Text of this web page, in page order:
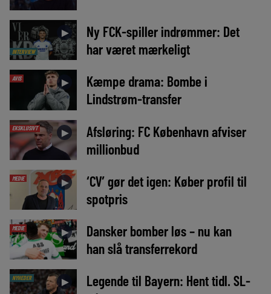
INTERVIEW
►
Ny FCK-spiller indrømmer: Det
har været mærkeligt
AVIS ►
Kæmpe drama: Bombe i
Lindstrøm-transfer
EKSKLUSIVT ►
Afsløring: FC København afviser
millionbud
MEDIE ►
‘CV’ gør det igen: Køber profil til
spotpris
MEDIE ►
Dansker bomber løs – nu kan
han slå transferrekord
NYHEDER ►
Legende til Bayern: Hent tidl. SL-